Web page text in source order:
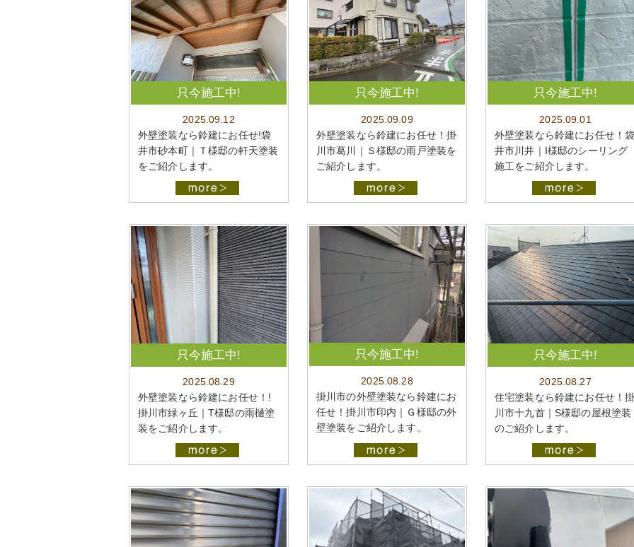
只今施工中!
2025.09.12
外壁塗装なら鈴建にお任せ!袋
井市砂本町｜Ｔ様邸の軒天塗装
をご紹介します。
只今施工中!
2025.09.09
外壁塗装なら鈴建にお任せ！掛
川市葛川｜Ｓ様邸の雨戸塗装を
ご紹介します。
只今施工中!
2025.09.01
外壁塗装なら鈴建にお任せ！
井市川井｜I様邸のシーリング
施工をご紹介します。
只今施工中!
2025.08.29
外壁塗装なら鈴建にお任せ！!
掛川市緑ヶ丘｜T様邸の雨樋塗
装をご紹介します。
只今施工中!
2025.08.28
掛川市の外壁塗装なら鈴建にお
任せ！掛川市印内｜Ｇ様邸の外
壁塗装をご紹介します。
只今施工中!
2025.08.27
住宅塗装なら鈴建にお任せ！
川市十九首｜S様邸の屋根塗装
のご紹介します。